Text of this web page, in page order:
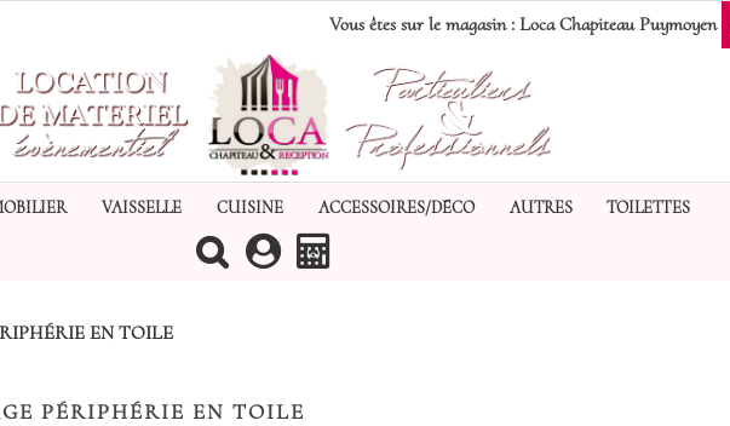
Vous êtes sur le magasin : Loca Chapiteau Puymoyen
VAISSELLE CUISINE ACCESSOIRES/DÉCO AUTRES TOILETTES
(0)
EN TOILE
PÉRIPHÉRIE EN TOILE